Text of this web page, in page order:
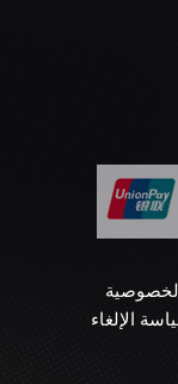
الإلغاء